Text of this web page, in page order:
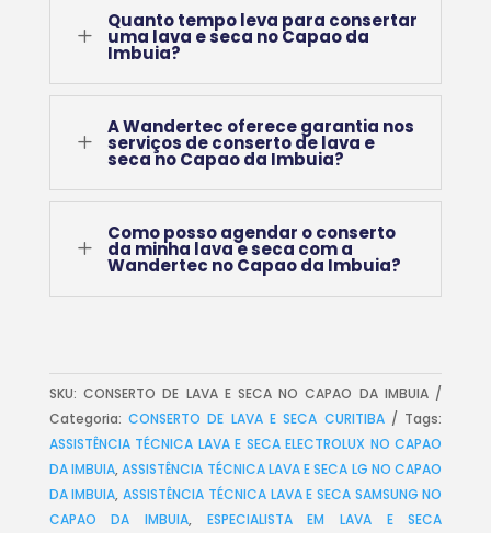
L
Quanto tempo leva para consertar
uma lava e seca no Capao da
Imbuia?
L
A Wandertec oferece garantia nos
serviços de conserto de lava e
seca no Capao da Imbuia?
L
Como posso agendar o conserto
da minha lava e seca com a
Wandertec no Capao da Imbuia?
SKU:CONSERTO DE LAVA E SECA NO CAPAO DA IMBUIA
Categoria:CONSERTO DE LAVA E SECA CURITIBA
Tags:
ASSISTÊNCIA TÉCNICA LAVA E SECA ELECTROLUX NO CAPAO
DA IMBUIA,ASSISTÊNCIA TÉCNICA LAVA E SECA LG NO CAPAO
DA IMBUIA,ASSISTÊNCIA TÉCNICA LAVA E SECA SAMSUNG NO
CAPAO DA IMBUIA, ESPECIALISTA EM LAVA E SECA